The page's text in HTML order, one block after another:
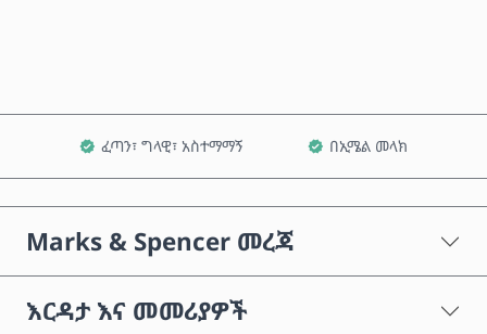
ፈጣን፣ ግላዊ፣ አስተማማኝ በኢሜል መላክ
Marks & Spencer መረጃ
እርዳታ እና መመሪያዎች